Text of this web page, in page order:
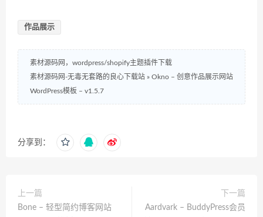
作品展示
素材源码网，wordpress/shopify主题插件下载
素材源码网-无毒无套路的良心下载站 » Okno – 创意作品展示网站
WordPress模板 – v1.5.7
分享到：
上一篇
Bone – 轻型简约博客网站
下一篇
Aardvark – BuddyPress会员